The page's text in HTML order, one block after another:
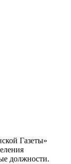
Газеты»
должности.